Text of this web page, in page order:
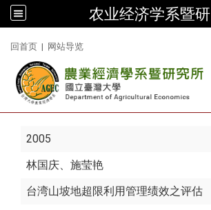
农业经济学系暨
回首页 | 网站导览
2005
林国庆、施莹艳
台湾山坡地超限利用管理绩效之评估